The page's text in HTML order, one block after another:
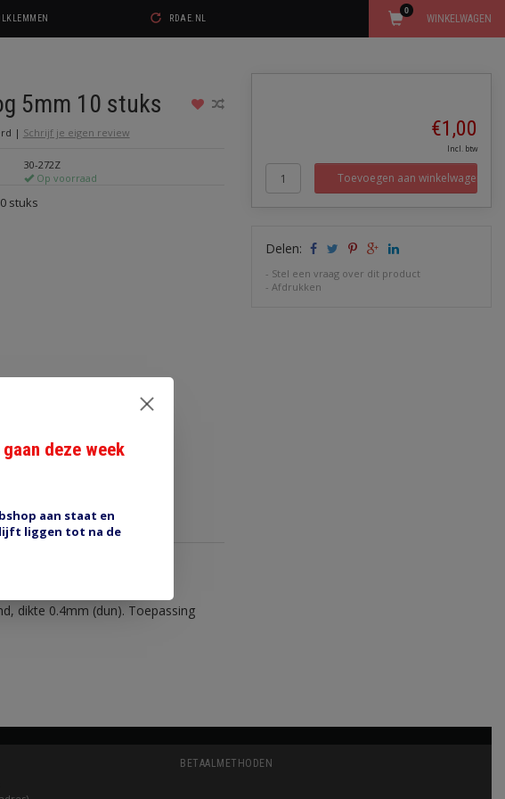
RDAE.NL WINKELWAGEN
0
5mm 10 stuks
| Schrijf je eigen review
30-272Z
Op voorraad
stuks
dikte 0.4mm (dun). Toepassing
€1,00
Incl. btw
Toevoegen aan winkelwagen
Delen:
- Stel een vraag over dit product
-Afdrukken
BETAALMETHODEN
deze week
aan staat en
liggen tot na de